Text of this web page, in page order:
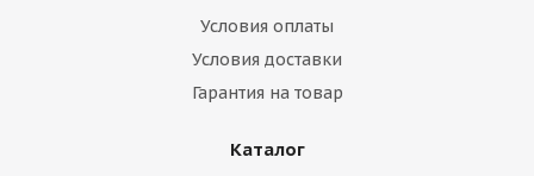
Условия оплаты
Условия доставки
Гарантия на товар
Каталог